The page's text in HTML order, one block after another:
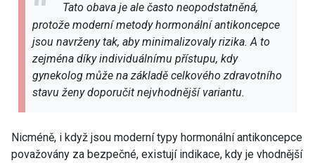
Tato obava je ale často neopodstatněná,
protože moderní metody hormonální antikoncepce
jsou navrženy tak, aby minimalizovaly rizika. A to
zejména díky individuálnímu přístupu, kdy
gynekolog může na základě celkového zdravotního
stavu ženy doporučit nejvhodnější variantu.
Nicméně, i když jsou moderní typy hormonální antikoncepce
považovány za bezpečné, existují indikace, kdy je vhodnější